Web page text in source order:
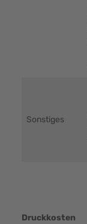
Sonstiges
Druckkosten